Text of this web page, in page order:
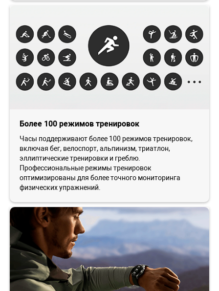
Более 100 режимов тренировок
Часы поддерживают более 100 режимов тренировок,
включая бег, велоспорт, альпинизм, триатлон,
эллиптические тренировки и греблю.
Профессиональные режимы тренировок
оптимизированы для более точного мониторинга
физических упражнений.